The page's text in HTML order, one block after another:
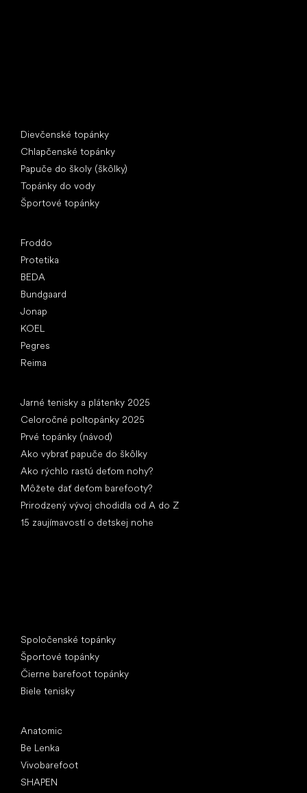
Dievčenské topánky
Chlapčenské topánky
Papuče do školy (škôlky)
Topánky do vody
Športové topánky
Froddo
Protetika
BEDA
Bundgaard
Jonap
KOEL
Pegres
Reima
Jarné tenisky a plátenky 2025
Celoročné poltopánky 2025
Prvé topánky (návod)
Ako vybrať papuče do škôlky
Ako rýchlo rastú deťom nohy?
Môžete dať deťom barefooty?
Prirodzený vývoj chodidla od A do Z
15 zaujímavostí o detskej nohe
Spoločenské topánky
Športové topánky
Čierne barefoot topánky
Biele tenisky
Anatomic
Be Lenka
Vivobarefoot
SHAPEN